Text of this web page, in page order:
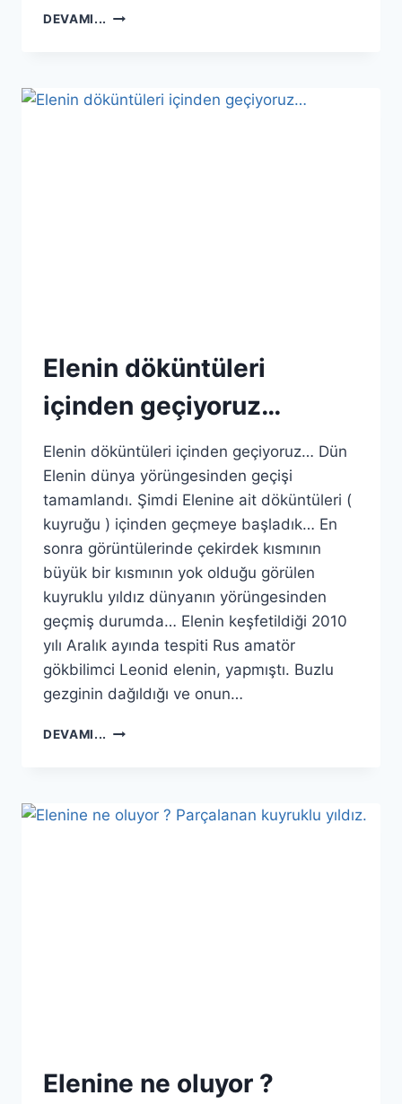
DEVAMI... ELENIN
NASA
COVER
Elenin döküntüleri
içinden geçiyoruz…
Elenin döküntüleri içinden geçiyoruz… Dün
Elenin dünya yörüngesinden geçişi
tamamlandı. Şimdi Elenine ait döküntüleri (
kuyruğu ) içinden geçmeye başladık… En
sonra görüntülerinde çekirdek kısmının
büyük bir kısmının yok olduğu görülen
kuyruklu yıldız dünyanın yörüngesinden
geçmiş durumda… Elenin keşfetildiği 2010
yılı Aralık ayında tespiti Rus amatör
gökbilimci Leonid elenin, yapmıştı. Buzlu
gezginin dağıldığı ve onun…
DEVAMI... ELENIN
Elenine ne oluyor ?